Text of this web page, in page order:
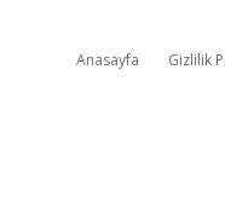
Anasayfa Gizlilik